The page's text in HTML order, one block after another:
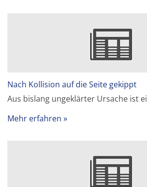
Nach Kollision auf die Seite gekippt
Aus bislang ungeklärter Ursache ist
Mehr erfahren